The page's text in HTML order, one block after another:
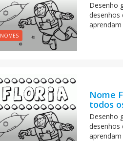
NOMES
Desenho
desenhos
aprendam
Nome
todos
Desenho
desenhos
aprendam